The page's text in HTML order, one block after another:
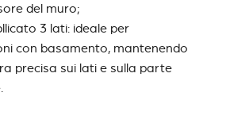
del muro;
3 lati: ideale per
con basamento, mantenendo
precisa sui lati e sulla parte